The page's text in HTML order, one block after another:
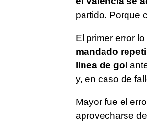
partido. Porque
El primer error
mandado
línea de gol
y, en caso de
Mayor fue el
aprovecharse